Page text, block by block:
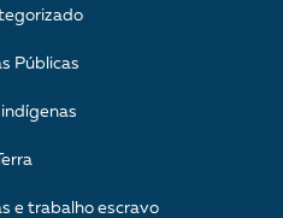
Públicas
e trabalho escravo